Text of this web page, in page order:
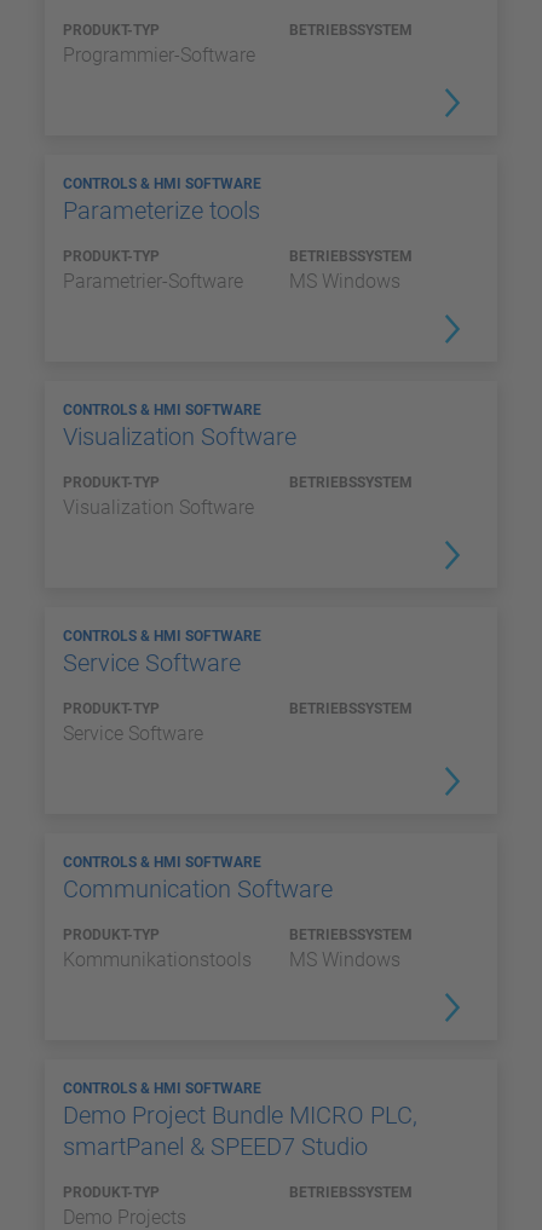
PRODUKT-TYP
Programmier-Software
BETRIEBSSYSTEM
CONTROLS & HMI SOFTWARE
Parameterize tools
PRODUKT-TYP
Parametrier-Software
BETRIEBSSYSTEM
MS Windows
CONTROLS & HMI SOFTWARE
Visualization Software
PRODUKT-TYP
Visualization Software
BETRIEBSSYSTEM
CONTROLS & HMI SOFTWARE
Service Software
PRODUKT-TYP
Service Software
BETRIEBSSYSTEM
CONTROLS & HMI SOFTWARE
Communication Software
PRODUKT-TYP
Kommunikationstools
BETRIEBSSYSTEM
MS Windows
CONTROLS & HMI SOFTWARE
Demo Project Bundle MICRO PLC,
smartPanel & SPEED7 Studio
PRODUKT-TYP
Demo Projects
BETRIEBSSYSTEM